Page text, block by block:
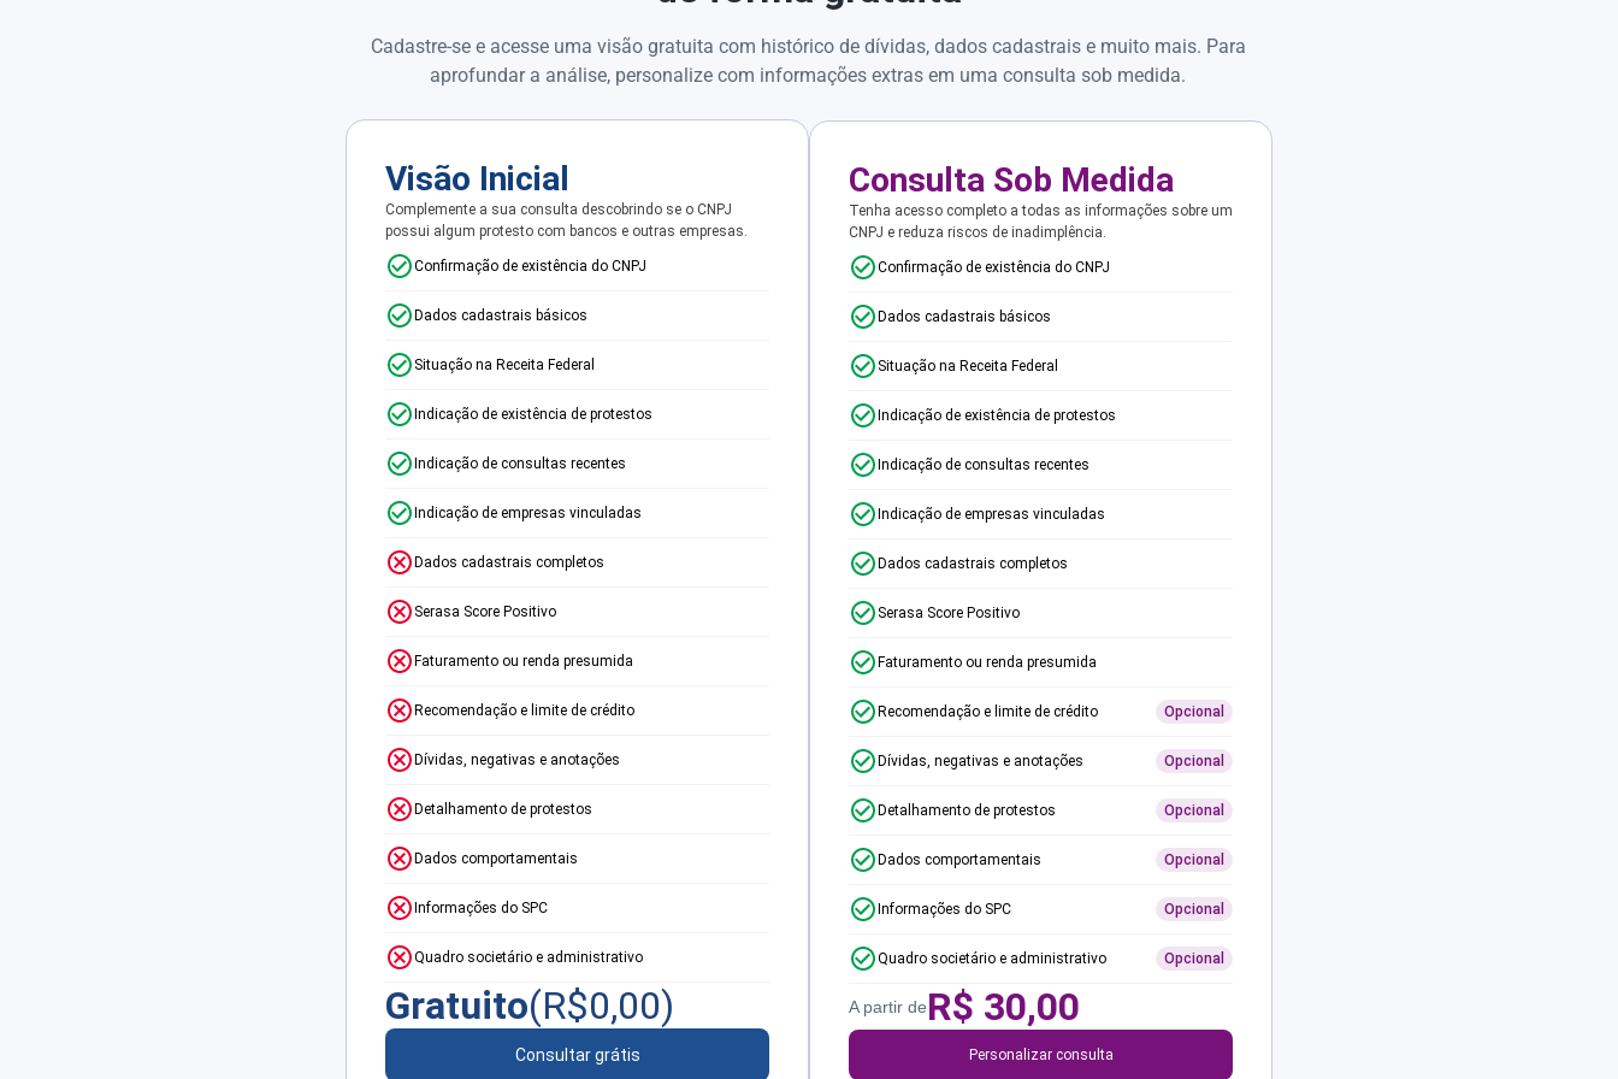
Cadastre-se e acesse uma visão gratuita com histórico de dívidas, dados cadastrais e muito mais. Para
aprofundar a análise, personalize com informações extras em uma consulta sob medida.
Visão Inicial
Complemente a sua consulta descobrindo se o CNPJ
possui algum protesto com bancos e outras empresas.
Confirmação de existência do CNPJ
Dados cadastrais básicos
Situação na Receita Federal
Indicação de existência de protestos
Indicação de consultas recentes
Indicação de empresas vinculadas
Dados cadastrais completos
Serasa Score Positivo
Faturamento ou renda presumida
Recomendação e limite de crédito
Dívidas, negativas e anotações
Detalhamento de protestos
Dados comportamentais
Informações do SPC
Quadro societário e administrativo
Gratuito(R$0,00)
Consultar grátis
Consulta Sob Medida
Tenha acesso completo a todas as informações sobre um
CNPJ e reduza riscos de inadimplência.
Confirmação de existência do CNPJ
Dados cadastrais básicos
Situação na Receita Federal
Indicação de existência de protestos
Indicação de consultas recentes
Indicação de empresas vinculadas
Dados cadastrais completos
Serasa Score Positivo
Faturamento ou renda presumida
Recomendação e limite de crédito Opcional
Dívidas, negativas e anotações Opcional
Detalhamento de protestos Opcional
Dados comportamentais Opcional
Informações do SPC Opcional
Quadro societário e administrativo Opcional
A partir deR$ 30,00
Personalizar consulta